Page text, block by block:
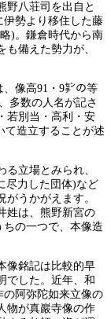
野八荘司を出自と
勢より移住した藤
)。鎌倉時代から南
備えた勢力が、
像高91・9㌢の等
多数の人名が記さ
若別当・高利・安
て造立することが述
立場とみられ、
尽力した団体)など
うかがえます。
姓は、熊野新宮の
の一つで、本像造
像銘記は比較的早
でした。近年、和
の阿弥陀如来立像の
物が真巖寺像の作